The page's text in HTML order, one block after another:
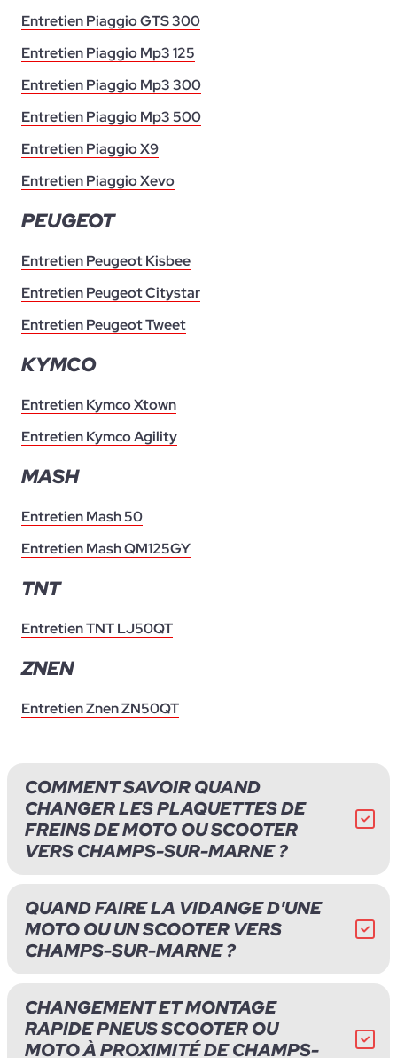
Entretien Piaggio GTS 300
Entretien Piaggio Mp3 125
Entretien Piaggio Mp3 300
Entretien Piaggio Mp3 500
Entretien Piaggio X9
Entretien Piaggio Xevo
PEUGEOT
Entretien Peugeot Kisbee
Entretien Peugeot Citystar
Entretien Peugeot Tweet
KYMCO
Entretien Kymco Xtown
Entretien Kymco Agility
MASH
Entretien Mash 50
Entretien Mash QM125GY
TNT
Entretien TNT LJ50QT
ZNEN
Entretien Znen ZN50QT
COMMENT SAVOIR QUAND
CHANGER LES PLAQUETTES DE
FREINS DE MOTO OU SCOOTER
VERS CHAMPS-SUR-MARNE ?
QUAND FAIRE LA VIDANGE D'UNE
MOTO OU UN SCOOTER VERS
CHAMPS-SUR-MARNE ?
CHANGEMENT ET MONTAGE
RAPIDE PNEUS SCOOTER OU
MOTO À PROXIMITÉ DE CHAMPS-